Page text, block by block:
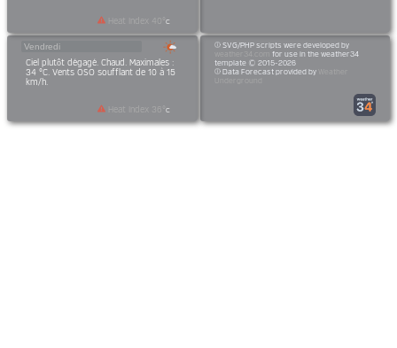
Heat Index C
Vendredi
Ciel plutôt dégagé. Chaud. Maximales :
34 °C. Vents OSO soufflant de 10 à 15
km/h.
Heat Index 36 C
SVG/PHP scripts were developed by
weather34.com
for use in the weather34
template © 2015-2026
Data Forecast provided by
Weather